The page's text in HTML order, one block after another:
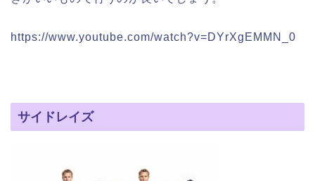
https://www.youtube.com/watch?v=DYrXgEMMN_0
サイドレイズ